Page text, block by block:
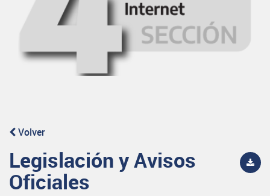
Volver
Legislación y Avisos
Oficiales